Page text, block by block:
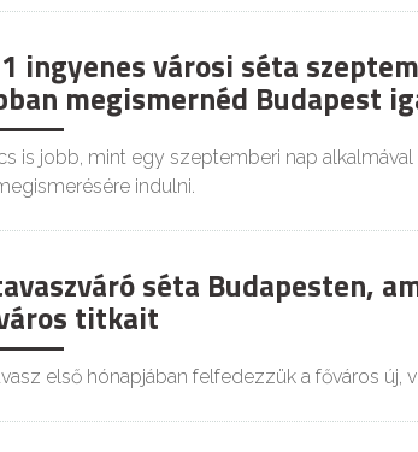
ingyenes városi séta
megismernéd Budapest
is jobb, mint egy szeptemberi nap
indulni.
séta Budapesten,
titkait
első hónapjában felfedezzük a főváros új,